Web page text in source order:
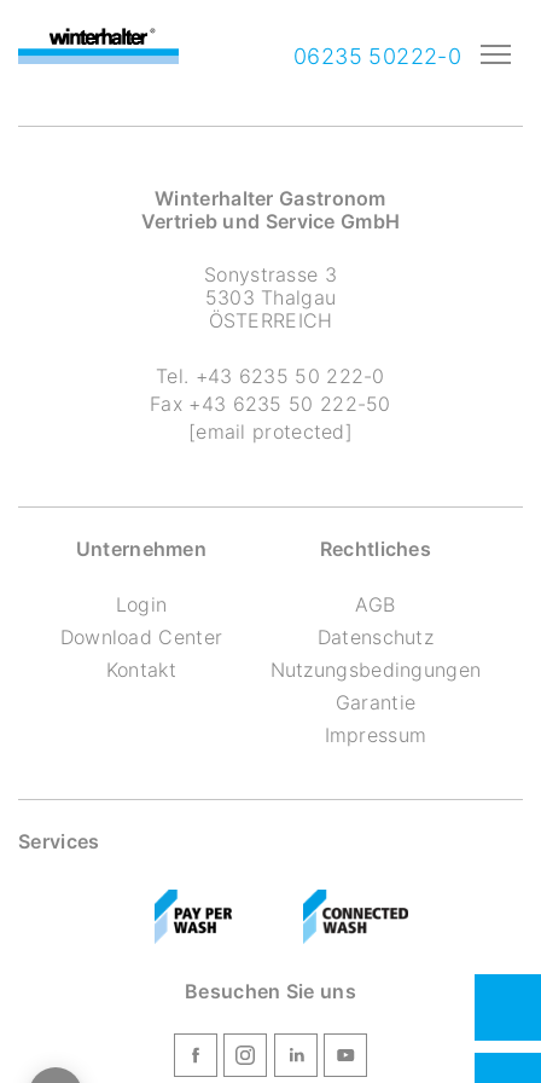
06235 50222-0
Winterhalter Gastronom
Vertrieb und Service GmbH
Sonystrasse 3
5303 Thalgau
ÖSTERREICH
Tel. +43 6235 50 222-0
Fax +43 6235 50 222-50
[email protected]
Unternehmen
Login
Download Center
Kontakt
Rechtliches
AGB
Datenschutz
Nutzungsbedingungen
Garantie
Impressum
Services
Besuchen Sie uns